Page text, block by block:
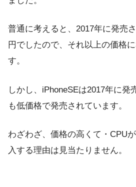
普通に考えると、2017年に発売
円でしたので、それ以上の価格
す。
しかし、iPhoneSEは2017年に発
も低価格で発売されています。
わざわざ、価格の高くて・CPU
入する理由は見当たりません。